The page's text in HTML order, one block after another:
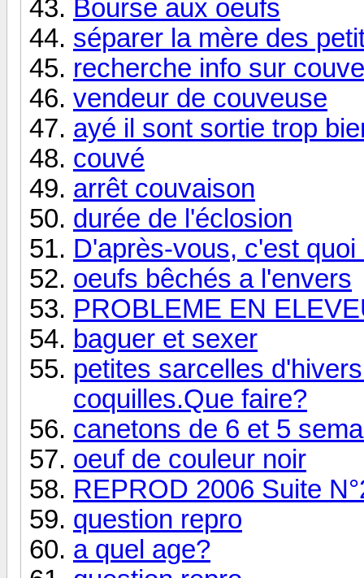
Bourse aux oeufs
séparer la mère des
recherche info sur
vendeur de couveuse
ayé il sont sortie trop
couvé
arrêt couvaison
durée de l'éclosion
D'après-vous, c'est
oeufs bêchés a l'envers
PROBLEME EN
baguer et sexer
petites sarcelles
coquilles.Que faire?
canetons de 6 et 5
oeuf de couleur noir
REPROD 2006 Suite
question repro
a quel age?